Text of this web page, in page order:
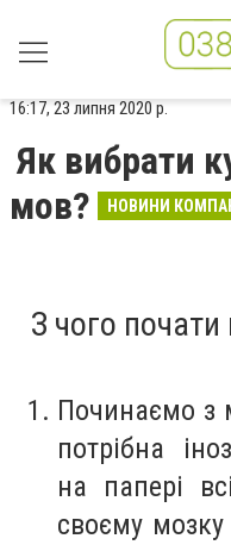
16:17, 23 липня 2020 р.
Як вибрати
мов?
НОВИНИ
З чого
Починаємо з
потрібна
на папері
своєму мозку